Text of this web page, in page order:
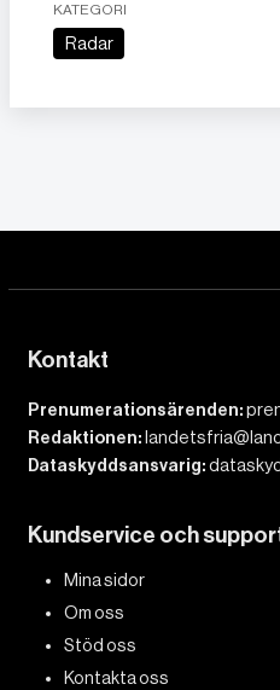
KATEGORI
Radar
Kontakt
Prenumerationsärenden:
Redaktionen:
Dataskyddsansvarig:
Kundservice och
Mina sidor
Om oss
Stöd oss
Kontakta oss